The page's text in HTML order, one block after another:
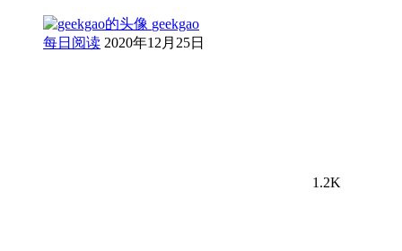
geekgao
每日阅读 2020年12月25日
1.2K